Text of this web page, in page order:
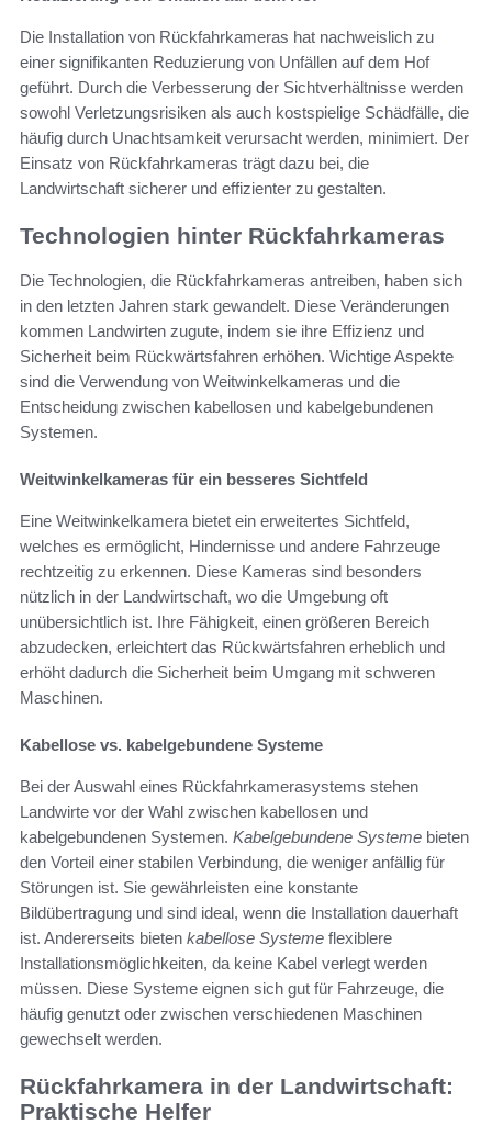
Die Installation von Rückfahrkameras hat nachweislich zu
einer signifikanten Reduzierung von Unfällen auf dem Hof
geführt. Durch die Verbesserung der Sichtverhältnisse werden
sowohl Verletzungsrisiken als auch kostspielige Schädfälle, die
häufig durch Unachtsamkeit verursacht werden, minimiert. Der
Einsatz von Rückfahrkameras trägt dazu bei, die
Landwirtschaft sicherer und effizienter zu gestalten.
Technologien hinter Rückfahrkameras
Die Technologien, die Rückfahrkameras antreiben, haben sich
in den letzten Jahren stark gewandelt. Diese Veränderungen
kommen Landwirten zugute, indem sie ihre Effizienz und
Sicherheit beim Rückwärtsfahren erhöhen. Wichtige Aspekte
sind die Verwendung von Weitwinkelkameras und die
Entscheidung zwischen kabellosen und kabelgebundenen
Systemen.
Weitwinkelkameras für ein besseres Sichtfeld
Eine Weitwinkelkamera bietet ein erweitertes Sichtfeld,
welches es ermöglicht, Hindernisse und andere Fahrzeuge
rechtzeitig zu erkennen. Diese Kameras sind besonders
nützlich in der Landwirtschaft, wo die Umgebung oft
unübersichtlich ist. Ihre Fähigkeit, einen größeren Bereich
abzudecken, erleichtert das Rückwärtsfahren erheblich und
erhöht dadurch die Sicherheit beim Umgang mit schweren
Maschinen.
Kabellose vs. kabelgebundene Systeme
Bei der Auswahl eines Rückfahrkamerasystems stehen
Landwirte vor der Wahl zwischen kabellosen und
kabelgebundenen Systemen. Kabelgebundene Systeme bieten
den Vorteil einer stabilen Verbindung, die weniger anfällig für
Störungen ist. Sie gewährleisten eine konstante
Bildübertragung und sind ideal, wenn die Installation dauerhaft
ist. Andererseits bieten kabellose Systeme flexiblere
Installationsmöglichkeiten, da keine Kabel verlegt werden
müssen. Diese Systeme eignen sich gut für Fahrzeuge, die
häufig genutzt oder zwischen verschiedenen Maschinen
gewechselt werden.
Rückfahrkamera in der Landwirtschaft:
Praktische Helfer